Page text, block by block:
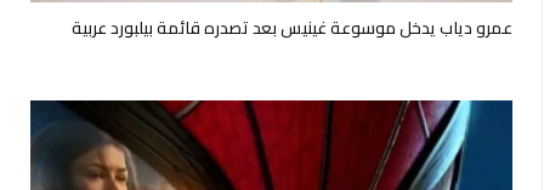
عمرو دياب يدخل موسوعة غينيس بعد تصدره قائمة بيلبورد عربية